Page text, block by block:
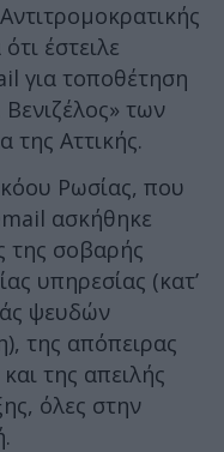
έστειλε
για τοποθέτηση
των
της Αττικής.
Ρωσίας, που
ασκήθηκε
της σοβαρής
υπηρεσίας (κατ’
ψευδών
της απόπειρας
της απειλής
όλες στην